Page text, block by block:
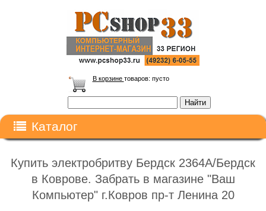
В корзине товаров: пусто
Каталог
Купить электробритву Бердск 2364А/Бердск
в Коврове. Забрать в магазине "Ваш
Компьютер" г.Ковров пр-т Ленина 20